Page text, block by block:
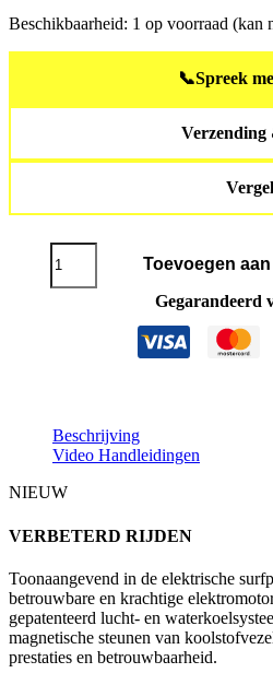
Beschikbaarheid: 1 op voorraad (kan
📞Spreek
JETSURF®
Electric
Toevoegen
Gegarandeerd
Beschrijving
Video Handleidingen
NIEUW
VERBETERD RIJDEN
Toonaangevend in de elektrische
betrouwbare en krachtige
gepatenteerd lucht- en
magnetische steunen van
prestaties en betrouwbaarheid.